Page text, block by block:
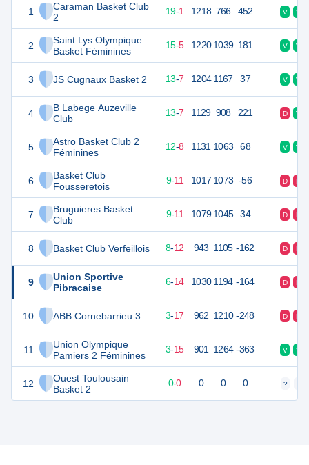
1
Caraman Basket Club
2
2
Saint Lys Olympique
Basket Féminines
3 JS Cugnaux Basket 2
4
B Labege Auzeville
Club
5
Astro Basket Club 2
Féminines
6
Basket Club
Fousseretois
7
Bruguieres Basket
Club
8 Basket Club Verfeillois
9
Union Sportive
Pibracaise
10 ABB Cornebarrieu 3
11
Union Olympique
Pamiers 2 Féminines
12
Ouest Toulousain
Basket 2
39 20 19-1 1218 766 452 V V
35 15-5 1220 1039 181 V V
33 20 13-7 1204 1167 37 V V
33 13-7 1129 908 221 D V
32 12-8 1131 1063 68 V V
9-11 1017 1073 -56 D D
29 9-11 1079 1045 34 D D
28 20 8-12 943 1105 -162 D D
26 6-14 1030 1194 -164 D D
23 3-17 962 1210 -248 D D
21 3-15 901 1264 -363 V V
0 0-0 0 0 0 ? ?